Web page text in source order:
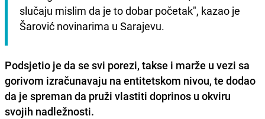
slučaju mislim da je to dobar početak", kazao je
Šarović novinarima u Sarajevu.
Podsjetio je da se svi porezi, takse i marže u vezi sa
gorivom izračunavaju na entitetskom nivou, te dodao
da je spreman da pruži vlastiti doprinos u okviru
svojih nadležnosti.